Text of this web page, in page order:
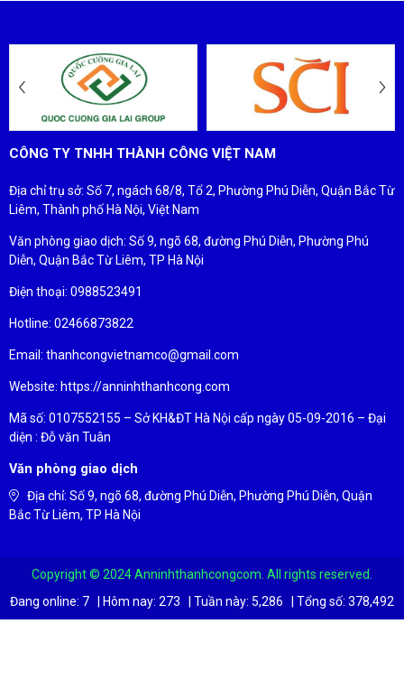
CÔNG TY TNHH THÀNH CÔNG VIỆT NAM
Địa chỉ trụ sở: Số 7, ngách 68/8, Tổ 2, Phường Phú Diễn, Quận Bắc Từ
Liêm, Thành phố Hà Nội, Việt Nam
Văn phòng giao dịch: Số 9, ngõ 68, đường Phú Diễn, Phường Phú
Diễn, Quận Bắc Từ Liêm, TP Hà Nội
Điện thoại: 0988523491
Hotline: 02466873822
Email: thanhcongvietnamco@gmail.com
Website: https://anninhthanhcong.com
Mã số: 0107552155 – Sở KH&ĐT Hà Nội cấp ngày 05-09-2016 – Đại
diện : Đỗ văn Tuân
Văn phòng giao dịch
Địa chỉ: Số 9, ngõ 68, đường Phú Diễn, Phường Phú Diễn, Quận
Bắc Từ Liêm, TP Hà Nội
Copyright © 2024 Anninhthanhcongcom. All rights reserved.
Đang online: 7 | Hôm nay: 273 | Tuần này: 5,286 | Tổng số: 378,492